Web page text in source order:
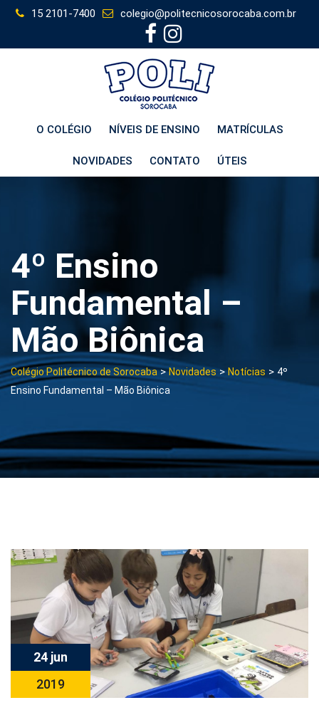
Skip
content
15 2101-7400 colegio@politecnicosorocaba.com.br
O COLÉGIO NÍVEIS DE ENSINO MATRÍCULAS
NOVIDADES CONTATO ÚTEIS
4º Ensino
Fundamental –
Mão Biônica
Colégio Politécnico de Sorocaba>Novidades>Notícias > 4º
Ensino Fundamental – Mão Biônica
24 jun
2019